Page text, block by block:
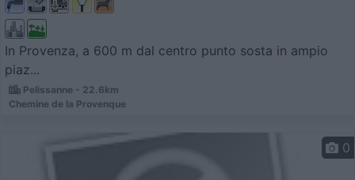
In Provenza, a 600 m dal centro punto sosta in ampio
piaz...
Pelissanne - 22.6km
Chemine de la Provenque
0